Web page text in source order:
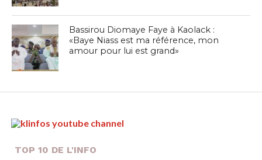
Bassirou Diomaye Faye à Kaolack :
«Baye Niass est ma référence, mon
amour pour lui est grand»
TOP 10 DE L'INFO